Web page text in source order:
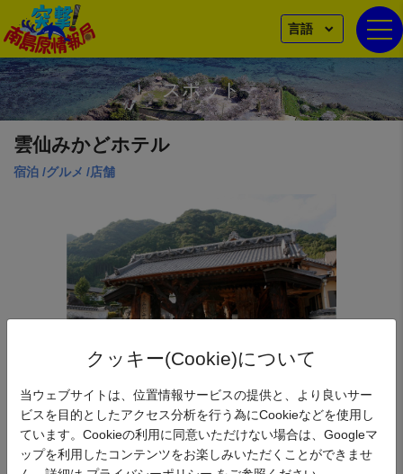
言語
スポット
雲仙みかどホテル
宿泊 /グルメ /店舗
みかどホテルの醍醐味は何と言ってもバイキング。上質な国産牛、蟹、刺
身、寿司など、豪華メニューの目白押し。さらにアルコールも飲み放題！
（90分間）天然温泉「天空の湯」では日頃の疲れもリフレッシュ。海を眺め
る空中露天風呂では美しい景色に、心まで癒されます。
クッキー(Cookie)について
当ウェブサイトは、位置情報サービスの提供と、より良いサー
ビスを目的としたアクセス分析を行う為にCookieなどを使用し
ています。Cookieの利用に同意いただけない場合は、Googleマ
ップを利用したコンテンツをお楽しみいただくことができませ